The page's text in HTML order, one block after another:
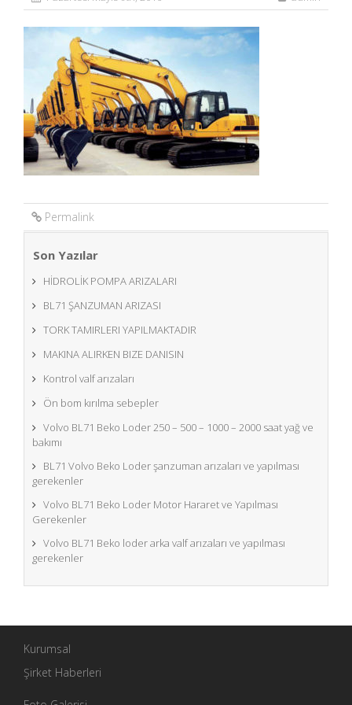
Permalink
Son Yazılar
HİDROLİK POMPA ARIZALARI
BL71 ŞANZUMAN ARIZASI
TORK TAMIRLERI YAPILMAKTADIR
MAKINA ALIRKEN BIZE DANISIN
Kontrol valf arızaları
Ön bom kırılma sebepler
Volvo BL71 Beko Loder 250 – 500 – 1000 – 2000 saat yağ ve
bakımı
BL71 Volvo Beko Loder şanzuman arızaları ve yapılması
gerekenler
Volvo BL71 Beko Loder Motor Hararet ve Yapılması
Gerekenler
Volvo BL71 Beko loder arka valf arızaları ve yapılması
gerekenler
Kurumsal
Şirket Haberleri